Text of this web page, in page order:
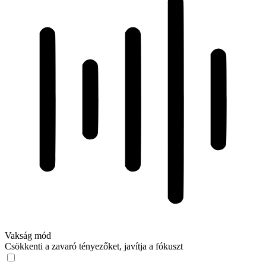
Vakság mód
Csökkenti a zavaró tényezőket, javítja a fókuszt